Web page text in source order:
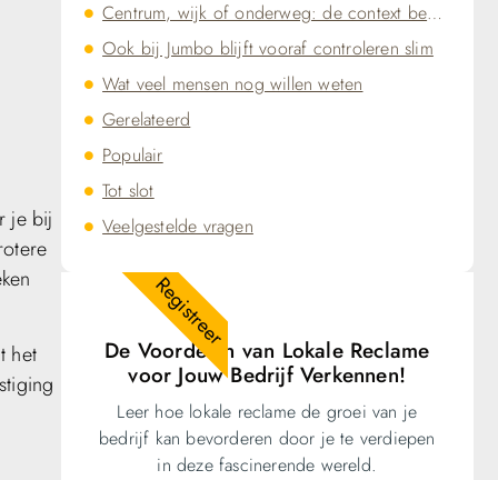
je bij
het
Centrum, wijk of onderweg: de context bepaalt welke Jumbo handig is
Ook bij Jumbo blijft vooraf controleren slim
Wat veel mensen nog willen weten
Gerelateerd
Populair
Tot slot
Veelgestelde vragen
De Voordelen van Lokale Reclame
voor Jouw Bedrijf Verkennen!
Leer hoe lokale reclame de groei van je
bedrijf kan bevorderen door je te verdiepen
in deze fascinerende wereld.
Registreer